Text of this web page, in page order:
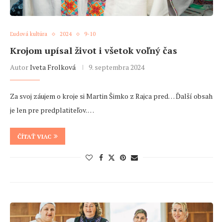
Ľudová kultúra 2024 9-10
Krojom upísal život i všetok voľný čas
AutorIveta Frolková 9. septembra 2024
Za svoj záujem o kroje si Martin Šimko z Rajca pred… Ďalší obsah
je len pre predplatiteľov. …
ČÍTAŤ VIAC